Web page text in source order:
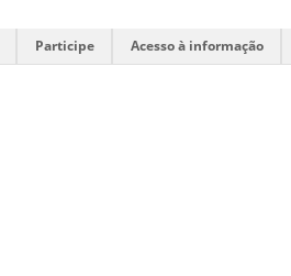
Participe Acesso à informação